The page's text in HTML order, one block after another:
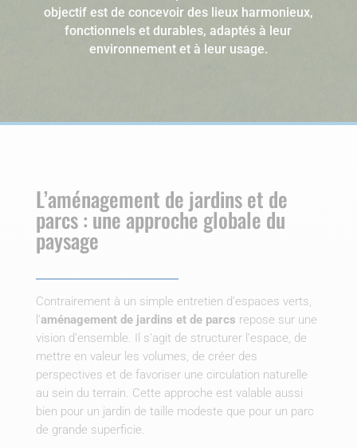
objectif est de concevoir des lieux harmonieux,
fonctionnels et durables, adaptés à leur
environnement et à leur usage.
L’aménagement de jardins et de
parcs : une approche globale du
paysage
Contrairement à un simple entretien d’espaces verts,
l’aménagement de jardins et de parcs repose sur une
vision d’ensemble. Il s’agit de structurer l’espace, de
mettre en valeur les volumes, de créer des
perspectives et de favoriser une circulation naturelle
au sein du terrain. Cette approche est valable aussi
bien pour un jardin de taille modeste que pour un parc
de grande superficie.